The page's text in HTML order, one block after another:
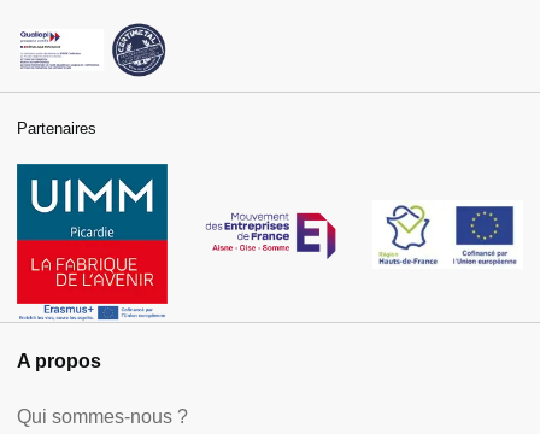
A propos
Qui sommes-nous ?
Partenaires